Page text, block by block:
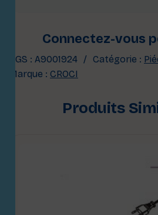
Connectez-vous
UGS : A9001924 Catégorie :
Marque : CROCI
Produits